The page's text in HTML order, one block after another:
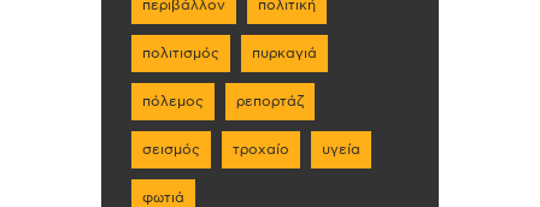
περιβάλλον πολιτική
πολιτισμός πυρκαγιά
πόλεμος ρεπορτάζ
σεισμός τροχαίο υγεία
φωτιά